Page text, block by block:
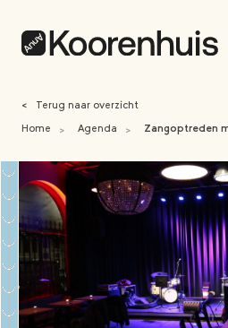
<
Terug naar overzicht
Home
> Agenda > Zangoptreden